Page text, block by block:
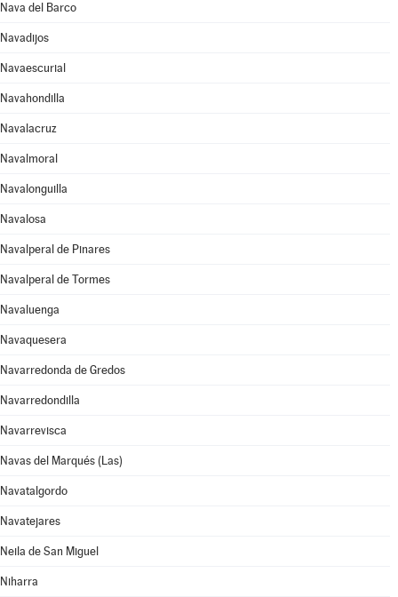
Nava del Barco
Navadijos
Navaescurial
Navahondilla
Navalacruz
Navalmoral
Navalonguilla
Navalosa
Navalperal de Pinares
Navalperal de Tormes
Navaluenga
Navaquesera
Navarredonda de Gredos
Navarredondilla
Navarrevisca
Navas del Marqués (Las)
Navatalgordo
Navatejares
Neila de San Miguel
Niharra